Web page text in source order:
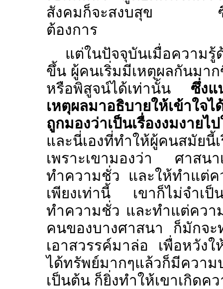
สังคมก็จะสงบสุข ซึ่งนั่
ต้องการ
แต่ในปัจจุบันเมื่อความ
ขึ้น ผู้คนเริ่มมีเหตุผลกันมา
หรือพิสูจน์ได้เท่านั้น ซึ่งแ
เหตุผลมาอธิบายให้เข้าใ
ถูกมองว่าเป็นเรื่องงมงาย
และนี่เองที่ทำให้ผู้คนสมัย
เพราะเขามองว่า ศาสนา
ทำความชั่ว และให้ทำแต่
เพียงเท่านี้ เขาก็ไม่จำเ
ทำความชั่ว และทำแต่ควา
คนของบางศาสนา ก็มักจะ
เอาสวรรค์มาล่อ เพื่อหวัง
ได้ทรัพย์มากๆแล้วก็มีความ
เป็นต้น ก็ยิ่งทำให้เขาเกิด